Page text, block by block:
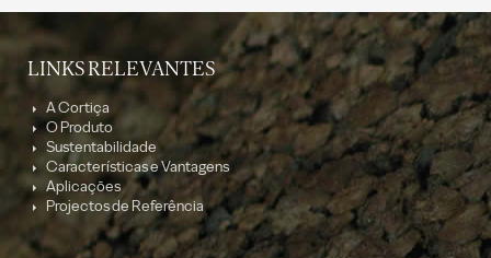
LINKS RELEVANTES
A Cortiça
O Produto
Sustentabilidade
Características e Vantagens
Aplicações
Projectos de Referência